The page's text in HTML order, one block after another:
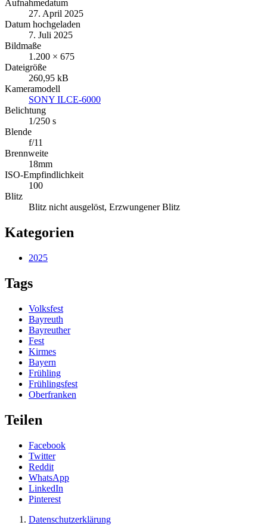
Aufnahmedatum
27. April 2025
Datum hochgeladen
7. Juli 2025
Bildmaße
1.200 × 675
Dateigröße
260,95 kB
Kameramodell
SONY ILCE-6000
Belichtung
1/250 s
Blende
f/11
Brennweite
18mm
ISO-Empfindlichkeit
100
Blitz
Blitz nicht ausgelöst, Erzwungener Blitz
Kategorien
2025
Tags
Volksfest
Bayreuth
Bayreuther
Fest
Kirmes
Bayern
Frühling
Frühlingsfest
Oberfranken
Teilen
Facebook
Twitter
Reddit
WhatsApp
LinkedIn
Pinterest
Datenschutzerklärung